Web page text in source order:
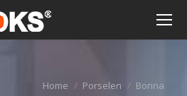
You are here:
Home Porselen
Bonna